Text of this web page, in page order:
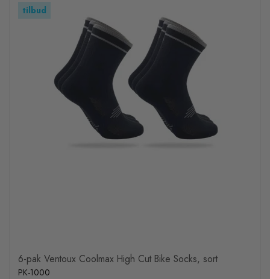
tilbud
6-pak Ventoux Coolmax High Cut Bike Socks, sort
PK-1000